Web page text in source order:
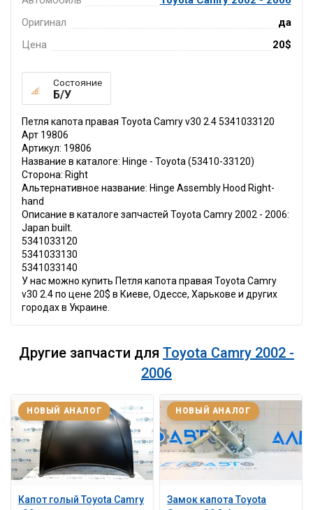
Оригинал
да
Цена
20$
Состояние
Б/У
Петля капота правая Toyota Camry v30 2.4 5341033120
Арт 19806
Артикул: 19806
Название в каталоге: Hinge - Toyota (53410-33120)
Сторона: Right
Альтернативное название: Hinge Assembly Hood Right-
hand
Описание в каталоге запчастей Toyota Camry 2002 - 2006:
Japan built.
5341033120
5341033130
5341033140
У нас можно купить Петля капота правая Toyota Camry
v30 2.4 по цене 20$ в Киеве, Одессе, Харькове и других
городах в Украине.
Другие запчасти для Toyota Camry 2002 -
2006
Капот голый Toyota Camry
НОВЫЙ АНАЛОГ
Замок капота Toyota
НОВЫЙ АНАЛОГ